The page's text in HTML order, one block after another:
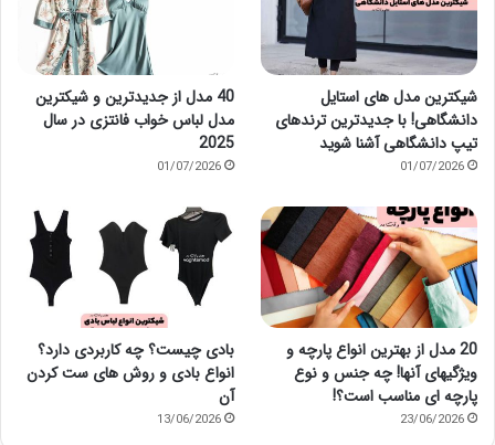
شیکترین مدل های استایل
دانشگاهی! با جدیدترین ترندهای
تیپ دانشگاهی آشنا شوید
01/07/2026
40 مدل از جدیدترین و شیکترین
مدل لباس خواب فانتزی در سال
2025
01/07/2026
20 مدل از بهترین انواع پارچه و
ویژگیهای آنها! چه جنس و نوع
پارچه ای مناسب است؟!
23/06/2026
بادی چیست؟ چه کاربردی دارد؟
انواع بادی و روش های ست کردن
آن
13/06/2026